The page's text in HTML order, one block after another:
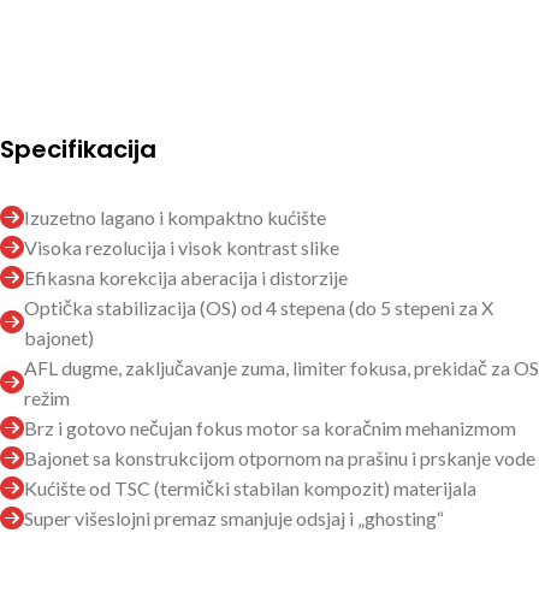
Specifikacija
Izuzetno lagano i kompaktno kućište
Visoka rezolucija i visok kontrast slike
Efikasna korekcija aberacija i distorzije
Optička stabilizacija (OS) od 4 stepena (do 5 stepeni za X
bajonet)
AFL dugme, zaključavanje zuma, limiter fokusa, prekidač za OS
režim
Brz i gotovo nečujan fokus motor sa koračnim mehanizmom
Bajonet sa konstrukcijom otpornom na prašinu i prskanje vode
Kućište od TSC (termički stabilan kompozit) materijala
Super višeslojni premaz smanjuje odsjaj i „ghosting“